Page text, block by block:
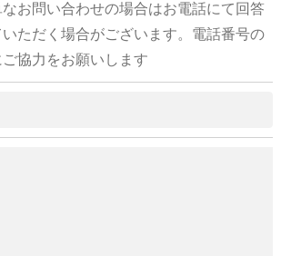
お問い合わせの場合はお電話にて回答
いただく場合がございます。電話番号の
協力をお願いします